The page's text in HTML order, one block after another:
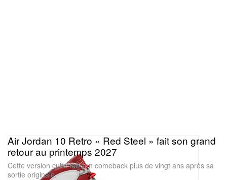
Air Jordan 10 Retro « Red Steel » fait son grand
retour au printemps 2027
Cette version culte fait son comeback plus de vingt ans après sa
sortie originale.